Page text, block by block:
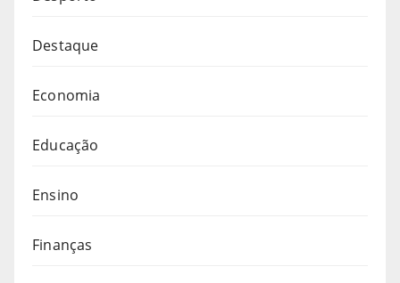
Destaque
Economia
Educação
Ensino
Finanças